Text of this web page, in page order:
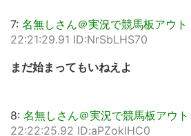
7: 名無しさん＠実況で競馬板アウト
22:21:29.91 ID:NrSbLHS70
まだ始まってもいねえよ
8: 名無しさん＠実況で競馬板アウト
22:22:25.92 ID:aPZokIHC0